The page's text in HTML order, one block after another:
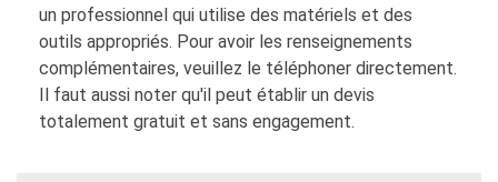
un professionnel qui utilise des matériels et des
outils appropriés. Pour avoir les renseignements
complémentaires, veuillez le téléphoner directement.
Il faut aussi noter qu'il peut établir un devis
totalement gratuit et sans engagement.